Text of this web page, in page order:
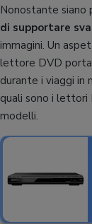
Nonostante siano
di supportare
immagini. Un
lettore DVD
durante i viaggi in
quali sono i lettori
modelli.